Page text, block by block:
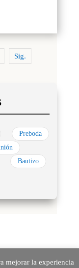
Sig.
Preboda
Bautizo
mejorar la experiencia